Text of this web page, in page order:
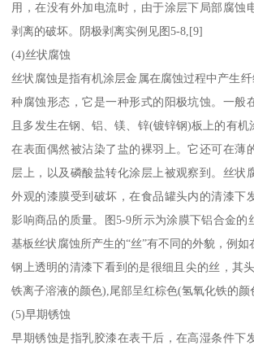
用，在没有外加电流时，由于涂层下局部腐蚀
剥离的破坏。阴极剥离实例见图5-8,[9]
(4)丝状腐蚀
丝状腐蚀是指有机涂层金属在腐蚀过程中产生
种腐蚀形态，它是一种形式的阳极坑蚀。一般
且多发生在钢、铝、镁、锌(镀锌钢)板上的有机
在表面偶然被沾染了盐的裸羽上。它还可在薄
层上，以及磷酸盐转化涂层上被观察到。丝状
外观的漆膜受到破坏，在食品罐头内的清漆下
影响商品的质量。图5-9所示为涂膜下铝合金的
基板丝状腐蚀所产生的“丝”有不同的外貌，例
钢上透明的清漆下看到的是很细且尖的丝，其
铁离子溶液的颜色),尾部呈红棕色(氢氧化铁的颜
(5)早期锈蚀
早期锈蚀是指乳胶漆在表干后，在高湿条件下